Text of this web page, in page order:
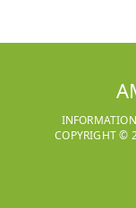
COPYRIGHT ©